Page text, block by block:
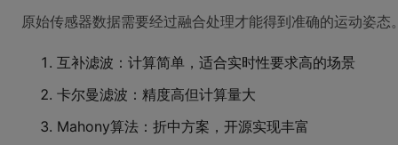
原始传感器数据需要经过融合处理才能得到准确的运动姿态
互补滤波：计算简单，适合实时性要求高的场景
卡尔曼滤波：精度高但计算量大
Mahony算法：折中方案，开源实现丰富